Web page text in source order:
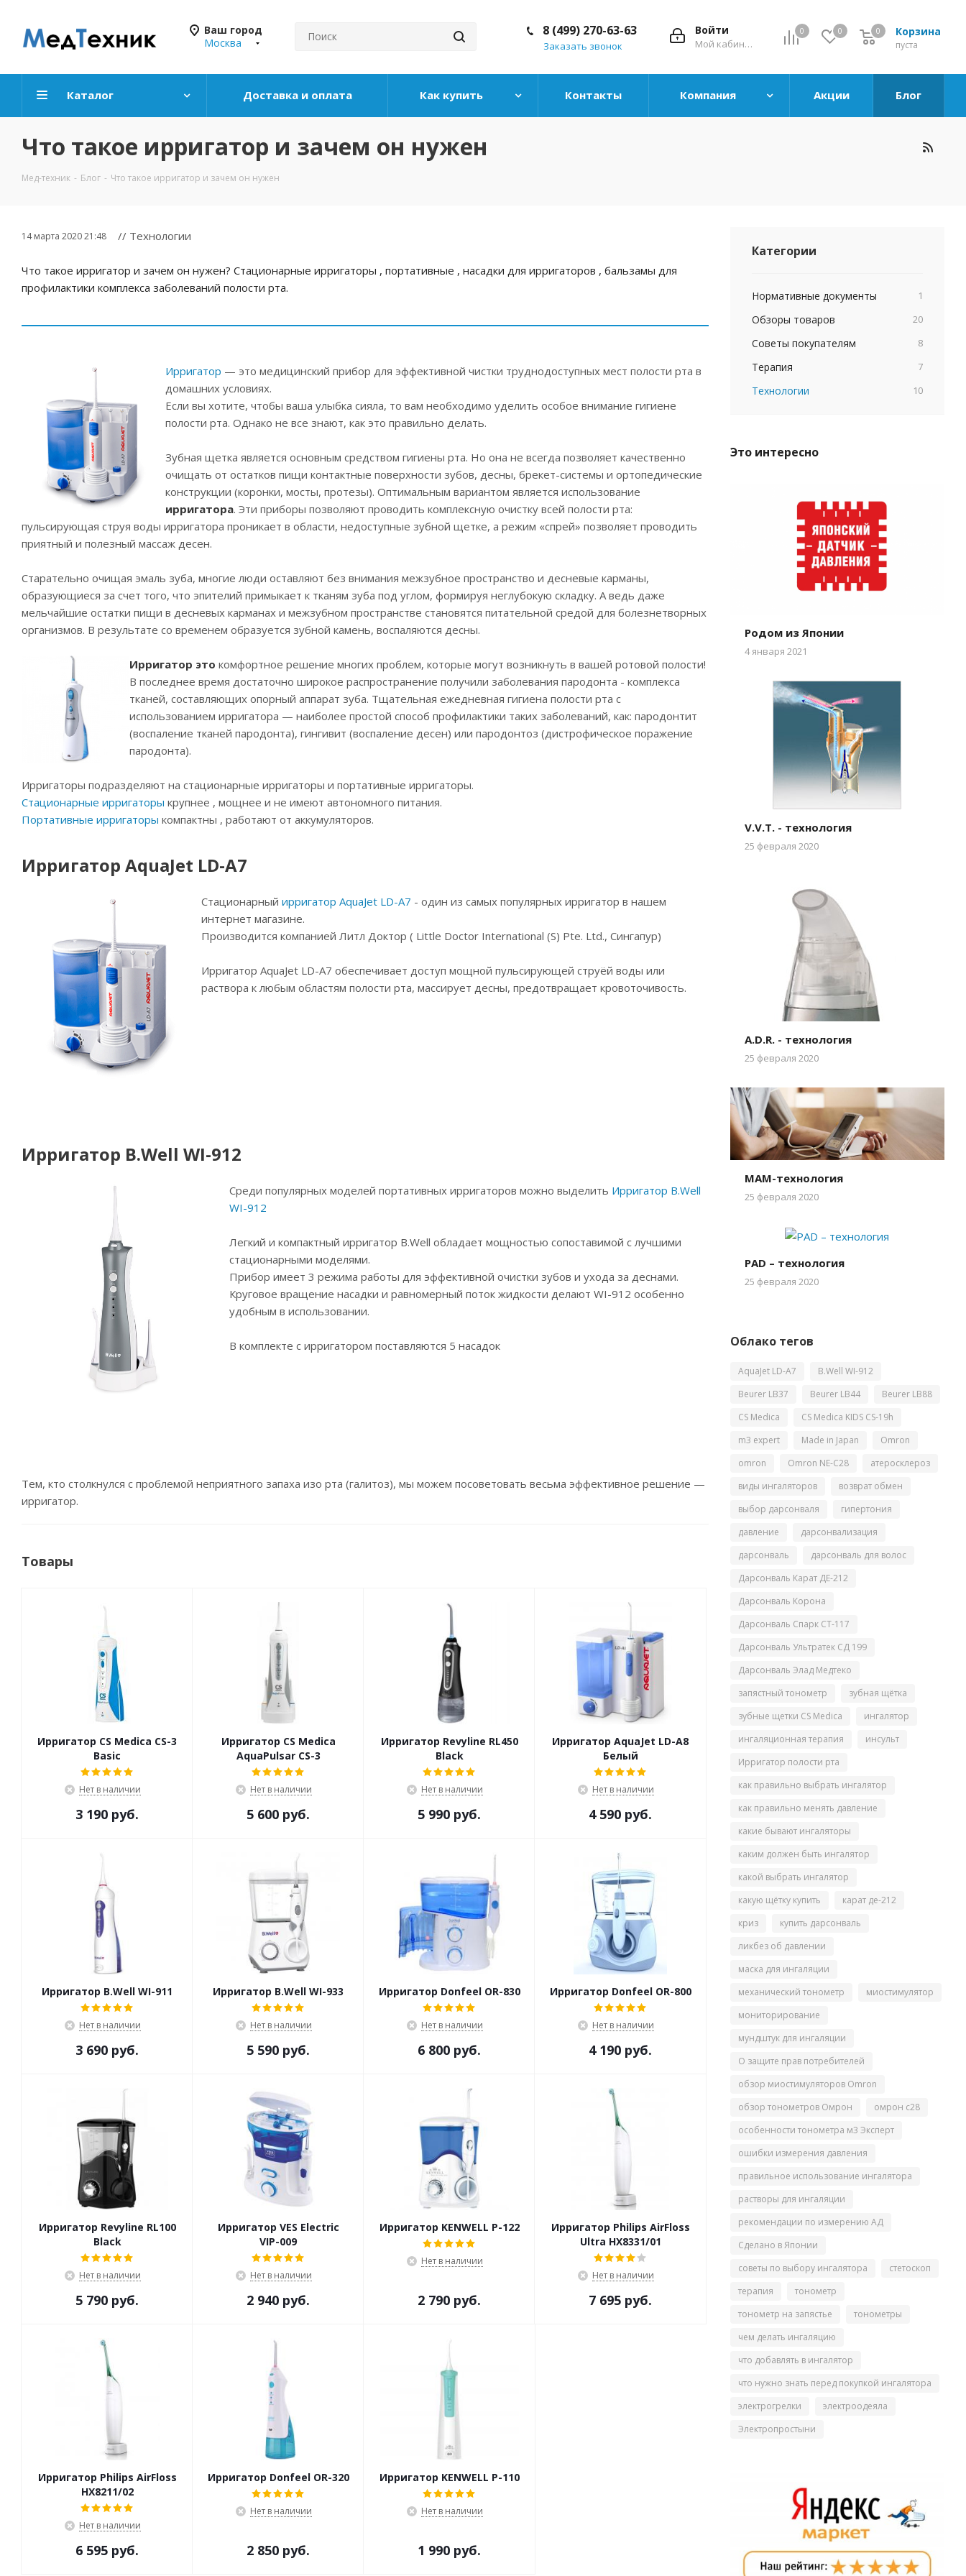
Ваш город
Москва
0 0 Корзина
0
пуста
0
Войти
Мой кабинет
8 (499) 270-63-63
Заказать звонок
Каталог Доставка и оплата Как купить Контакты Компания Акции Блог
Что такое ирригатор и зачем он нужен
Мед-техник - Блог - Что такое ирригатор и зачем он нужен
14 марта 2020 21:48 // Технологии
Что такое ирригатор и зачем он нужен? Стационарные ирригаторы , портативные , насадки для ирригаторов , бальзамы для
профилактики комплекса заболеваний полости рта.
Ирригатор — это медицинский прибор для эффективной чистки труднодоступных мест полости рта в
домашних условиях.
Если вы хотите, чтобы ваша улыбка сияла, то вам необходимо уделить особое внимание гигиене
полости рта. Однако не все знают, как это правильно делать.
Зубная щетка является основным средством гигиены рта. Но она не всегда позволяет качественно
очищать от остатков пищи контактные поверхности зубов, десны, брекет-системы и ортопедические
конструкции (коронки, мосты, протезы). Оптимальным вариантом является использование
ирригатора. Эти приборы позволяют проводить комплексную очистку всей полости рта:
пульсирующая струя воды ирригатора проникает в области, недоступные зубной щетке, а режим «спрей» позволяет проводить
приятный и полезный массаж десен.
Старательно очищая эмаль зуба, многие люди оставляют без внимания межзубное пространство и десневые карманы,
образующиеся за счет того, что эпителий примыкает к тканям зуба под углом, формируя неглубокую складку. А ведь даже
мельчайшие остатки пищи в десневых карманах и межзубном пространстве становятся питательной средой для болезнетворных
организмов. В результате со временем образуется зубной камень, воспаляются десны.
Ирригатор это комфортное решение многих проблем, которые могут возникнуть в вашей ротовой полости!
В последнее время достаточно широкое распространение получили заболевания пародонта - комплекса
тканей, составляющих опорный аппарат зуба. Тщательная ежедневная гигиена полости рта с
использованием ирригатора — наиболее простой способ профилактики таких заболеваний, как: пародонтит
(воспаление тканей пародонта), гингивит (воспаление десен) или пародонтоз (дистрофическое поражение
пародонта).
Ирригаторы подразделяют на стационарные ирригаторы и портативные ирригаторы.
Стационарные ирригаторы крупнее , мощнее и не имеют автономного питания.
Портативные ирригаторы компактны , работают от аккумуляторов.
Ирригатор AquaJet LD-A7
Стационарный ирригатор AquaJet LD-A7 - один из самых популярных ирригатор в нашем
интернет магазине.
Производится компанией Литл Доктор ( Little Doctor International (S) Pte. Ltd., Сингапур)
Ирригатор AquaJet LD-A7 обеспечивает доступ мощной пульсирующей струёй воды или
раствора к любым областям полости рта, массирует десны, предотвращает кровоточивость.
Ирригатор B.Well WI-912
Среди популярных моделей портативных ирригаторов можно выделить Ирригатор B.Well
WI-912
Легкий и компактный ирригатор B.Well обладает мощностью сопоставимой с лучшими
стационарными моделями.
Прибор имеет 3 режима работы для эффективной очистки зубов и ухода за деснами.
Круговое вращение насадки и равномерный поток жидкости делают WI-912 особенно
удобным в использовании.
В комплекте с ирригатором поставляются 5 насадок
Тем, кто столкнулся с проблемой неприятного запаха изо рта (галитоз), мы можем посоветовать весьма эффективное решение —
ирригатор.
Товары
Ирригатор CS Medica CS-3
Basic
Нет в наличии
3 190 руб.
Ирригатор CS Medica
AquaPulsar CS-3
Нет в наличии
5 600 руб.
Ирригатор Revyline RL450
Black
Нет в наличии
5 990 руб.
Ирригатор AquaJet LD-A8
Белый
Нет в наличии
4 590 руб.
Ирригатор B.Well WI-911
Нет в наличии
3 690 руб.
Ирригатор B.Well WI-933
Нет в наличии
5 590 руб.
Ирригатор Donfeel OR-830
Нет в наличии
6 800 руб.
Ирригатор Donfeel OR-800
Нет в наличии
4 190 руб.
Ирригатор Revyline RL100
Black
Нет в наличии
5 790 руб.
Ирригатор VES Electric
VIP-009
Нет в наличии
2 940 руб.
Ирригатор KENWELL P-122
Нет в наличии
2 790 руб.
Ирригатор Philips AirFloss
Ultra HX8331/01
Нет в наличии
7 695 руб.
Ирригатор Philips AirFloss
HX8211/02
Нет в наличии
6 595 руб.
Ирригатор Donfeel OR-320
Нет в наличии
2 850 руб.
Ирригатор KENWELL P-110
Нет в наличии
1 990 руб.
Категории
Нормативные документы 1
Обзоры товаров 20
Советы покупателям 8
Терапия 7
Технологии 10
Это интересно
Родом из Японии
4 января 2021
V.V.T. - технология
25 февраля 2020
A.D.R. - технология
25 февраля 2020
MAM-технология
25 февраля 2020
PAD – технология
25 февраля 2020
Облако тегов
AquaJet LD-A7
B.Well WI-912
Beurer LB37
Beurer LB44
Beurer LB88
CS Medica
CS Medica KIDS CS-19h
m3 expert
Made in Japan
Omron
omron
Omron NE-C28
атеросклероз
виды ингаляторов
возврат обмен
выбор дарсонваля
гипертония
давление
дарсонвализация
дарсонваль
дарсонваль для волос
Дарсонваль Карат ДЕ-212
Дарсонваль Корона
Дарсонваль Спарк СТ-117
Дарсонваль Ультратек СД 199
Дарсонваль Элад Медтеко
запястный тонометр
зубная щётка
зубные щетки CS Medica
ингалятор
ингаляционная терапия
инсульт
Ирригатор полости рта
как правильно выбрать ингалятор
как правильно менять давление
какие бывают ингаляторы
каким должен быть ингалятор
какой выбрать ингалятор
какую щётку купить
карат де-212
криз
купить дарсонваль
ликбез об давлении
маска для ингаляции
механический тонометр
миостимулятор
мониторирование
мундштук для ингаляции
О защите прав потребителей
обзор миостимуляторов Omron
обзор тонометров Омрон
омрон с28
особенности тонометра м3 Эксперт
ошибки измерения давления
правильное использование ингалятора
растворы для ингаляции
рекомендации по измерению АД
Сделано в Японии
советы по выбору ингалятора
стетоскоп
терапия
тонометр
тонометр на запястье
тонометры
чем делать ингаляцию
что добавлять в ингалятор
что нужно знать перед покупкой ингалятора
электрогрелки
электроодеяла
Электропростыни